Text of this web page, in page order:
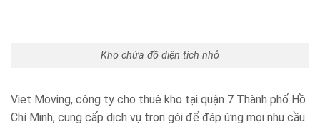
Kho chứa đồ diện tích nhỏ
Viet Moving, công ty cho thuê kho tại quận 7 Thành phố Hồ
Chí Minh, cung cấp dịch vụ trọn gói để đáp ứng mọi nhu cầu